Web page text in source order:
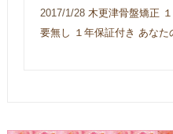
2017/1/28 木更津骨盤矯正
要無し １年保証付き あなた